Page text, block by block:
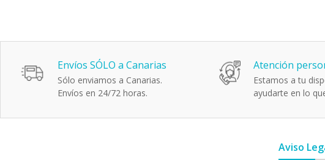
Envíos SÓLO a Canarias
Sólo enviamos a Canarias.
Envíos en 24/72 horas.
Atención
Estamos a tu
ayudarte en lo
Aviso